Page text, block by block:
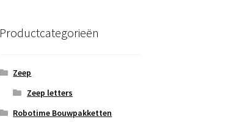
Productcategorieën
Zeep
Zeep letters
Robotime Bouwpakketten